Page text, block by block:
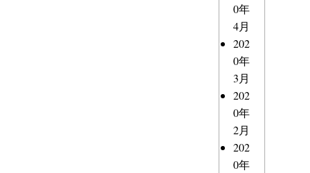
0年
4月
202
0年
3月
202
0年
2月
202
0年